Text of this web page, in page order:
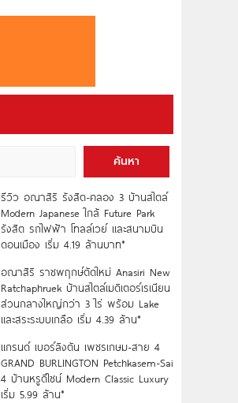
ค้นหา
รีวิว อณาสิริ รังสิต-คลอง 3 บ้านสไตล์
Modern Japanese ใกล้ Future Park
รังสิต รถไฟฟ้า โทลล์เวย์ และสนามบิน
ดอนเมือง เริ่ม 4.19 ล้านบาท*
อณาสิริ ราชพฤกษ์ตัดใหม่ Anasiri New
Ratchaphruek บ้านสไตล์เมดิเตอร์เรเนียน
ส่วนกลางใหญ่กว่า 3 ไร่ พร้อม Lake
และสระระบบเกลือ เริ่ม 4.39 ล้าน*
แกรนด์ เบอร์ลิงตัน เพชรเกษม-สาย 4
GRAND BURLINGTON Petchkasem-Sai
4 บ้านหรูดีไซน์ Modern Classic Luxury
เริ่ม 5.99 ล้าน*